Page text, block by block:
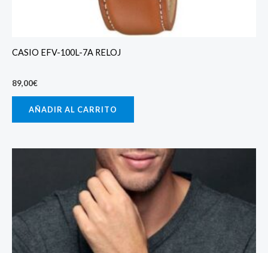
CASIO EFV-100L-7A RELOJ
89,00€
AÑADIR AL CARRITO